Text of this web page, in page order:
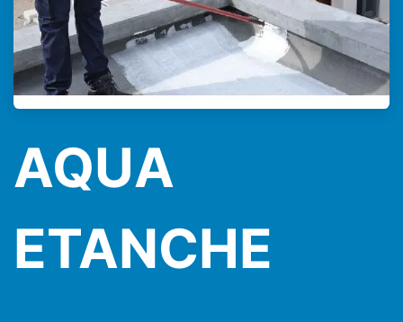
AQUA
ETANCHE